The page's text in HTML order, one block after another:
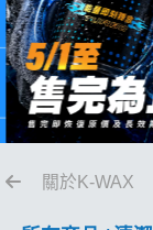
關於K-WAX